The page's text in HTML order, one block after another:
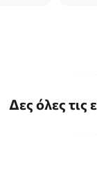
Δες όλες τις